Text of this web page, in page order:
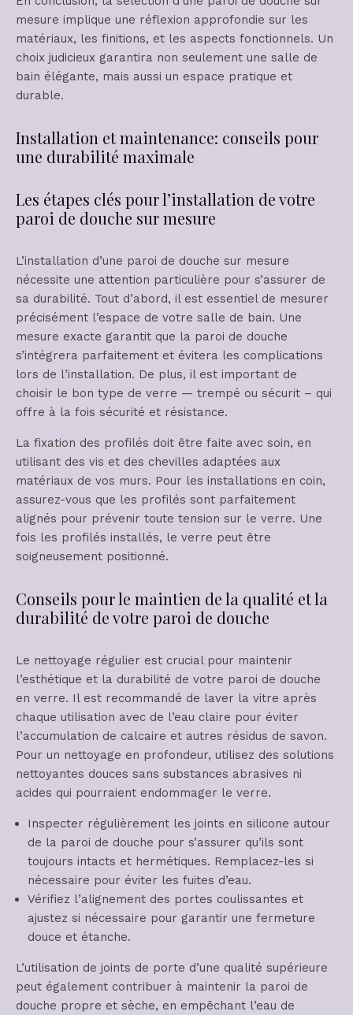
mesure implique une réflexion approfondie sur les
matériaux, les finitions, et les aspects fonctionnels. Un
choix judicieux garantira non seulement une salle de
bain élégante, mais aussi un espace pratique et
durable.
Installation et maintenance: conseils pour
une durabilité maximale
Les étapes clés pour l’installation de votre
paroi de douche sur mesure
L’installation d’une paroi de douche sur mesure
nécessite une attention particulière pour s’assurer de
sa durabilité. Tout d’abord, il est essentiel de mesurer
précisément l’espace de votre salle de bain. Une
mesure exacte garantit que la paroi de douche
s’intégrera parfaitement et évitera les complications
lors de l’installation. De plus, il est important de
choisir le bon type de verre — trempé ou sécurit – qui
offre à la fois sécurité et résistance.
La fixation des profilés doit être faite avec soin, en
utilisant des vis et des chevilles adaptées aux
matériaux de vos murs. Pour les installations en coin,
assurez-vous que les profilés sont parfaitement
alignés pour prévenir toute tension sur le verre. Une
fois les profilés installés, le verre peut être
soigneusement positionné.
Conseils pour le maintien de la qualité et la
durabilité de votre paroi de douche
Le nettoyage régulier est crucial pour maintenir
l’esthétique et la durabilité de votre paroi de douche
en verre. Il est recommandé de laver la vitre après
chaque utilisation avec de l’eau claire pour éviter
l’accumulation de calcaire et autres résidus de savon.
Pour un nettoyage en profondeur, utilisez des solutions
nettoyantes douces sans substances abrasives ni
acides qui pourraient endommager le verre.
Inspecter régulièrement les joints en silicone autour
de la paroi de douche pour s’assurer qu’ils sont
toujours intacts et hermétiques. Remplacez-les si
nécessaire pour éviter les fuites d’eau.
Vérifiez l’alignement des portes coulissantes et
ajustez si nécessaire pour garantir une fermeture
douce et étanche.
L’utilisation de joints de porte d’une qualité supérieure
peut également contribuer à maintenir la paroi de
douche propre et sèche, en empêchant l’eau de